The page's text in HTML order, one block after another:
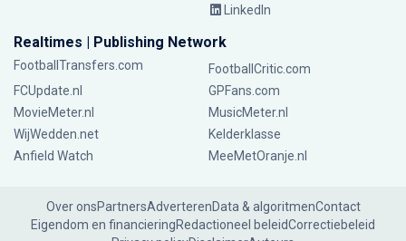
LinkedIn
Realtimes | Publishing Network
FootballTransfers.com
FootballCritic.com
FCUpdate.nl
GPFans.com
MovieMeter.nl
MusicMeter.nl
WijWedden.net
Kelderklasse
Anfield Watch
MeeMetOranje.nl
Over onsPartnersAdverterenData & algoritmenContact
Eigendom en financieringRedactioneel beleidCorrectiebeleid